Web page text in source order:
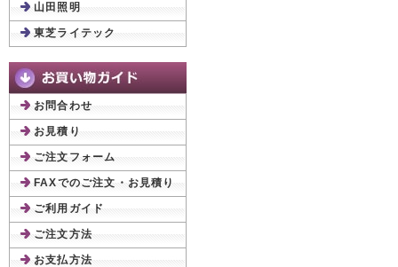
山田照明
東芝ライテック
お問合わせ
お見積り
ご注文フォーム
FAXでのご注文・お見積り
ご利用ガイド
ご注文方法
お支払方法